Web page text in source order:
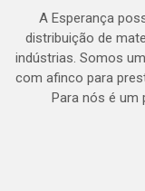
A Esperança
distribuição de
indústrias. Somos
com afinco para
Para nós é um